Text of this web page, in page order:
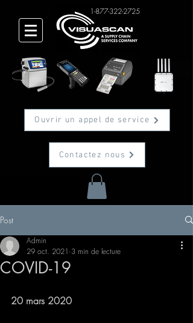
1-877-322-2725
Ouvrir un appel de service
Contactez nous
Post
COVID-19
Admin
29 oct. 2021 3 min de lecture
20 mars 2020